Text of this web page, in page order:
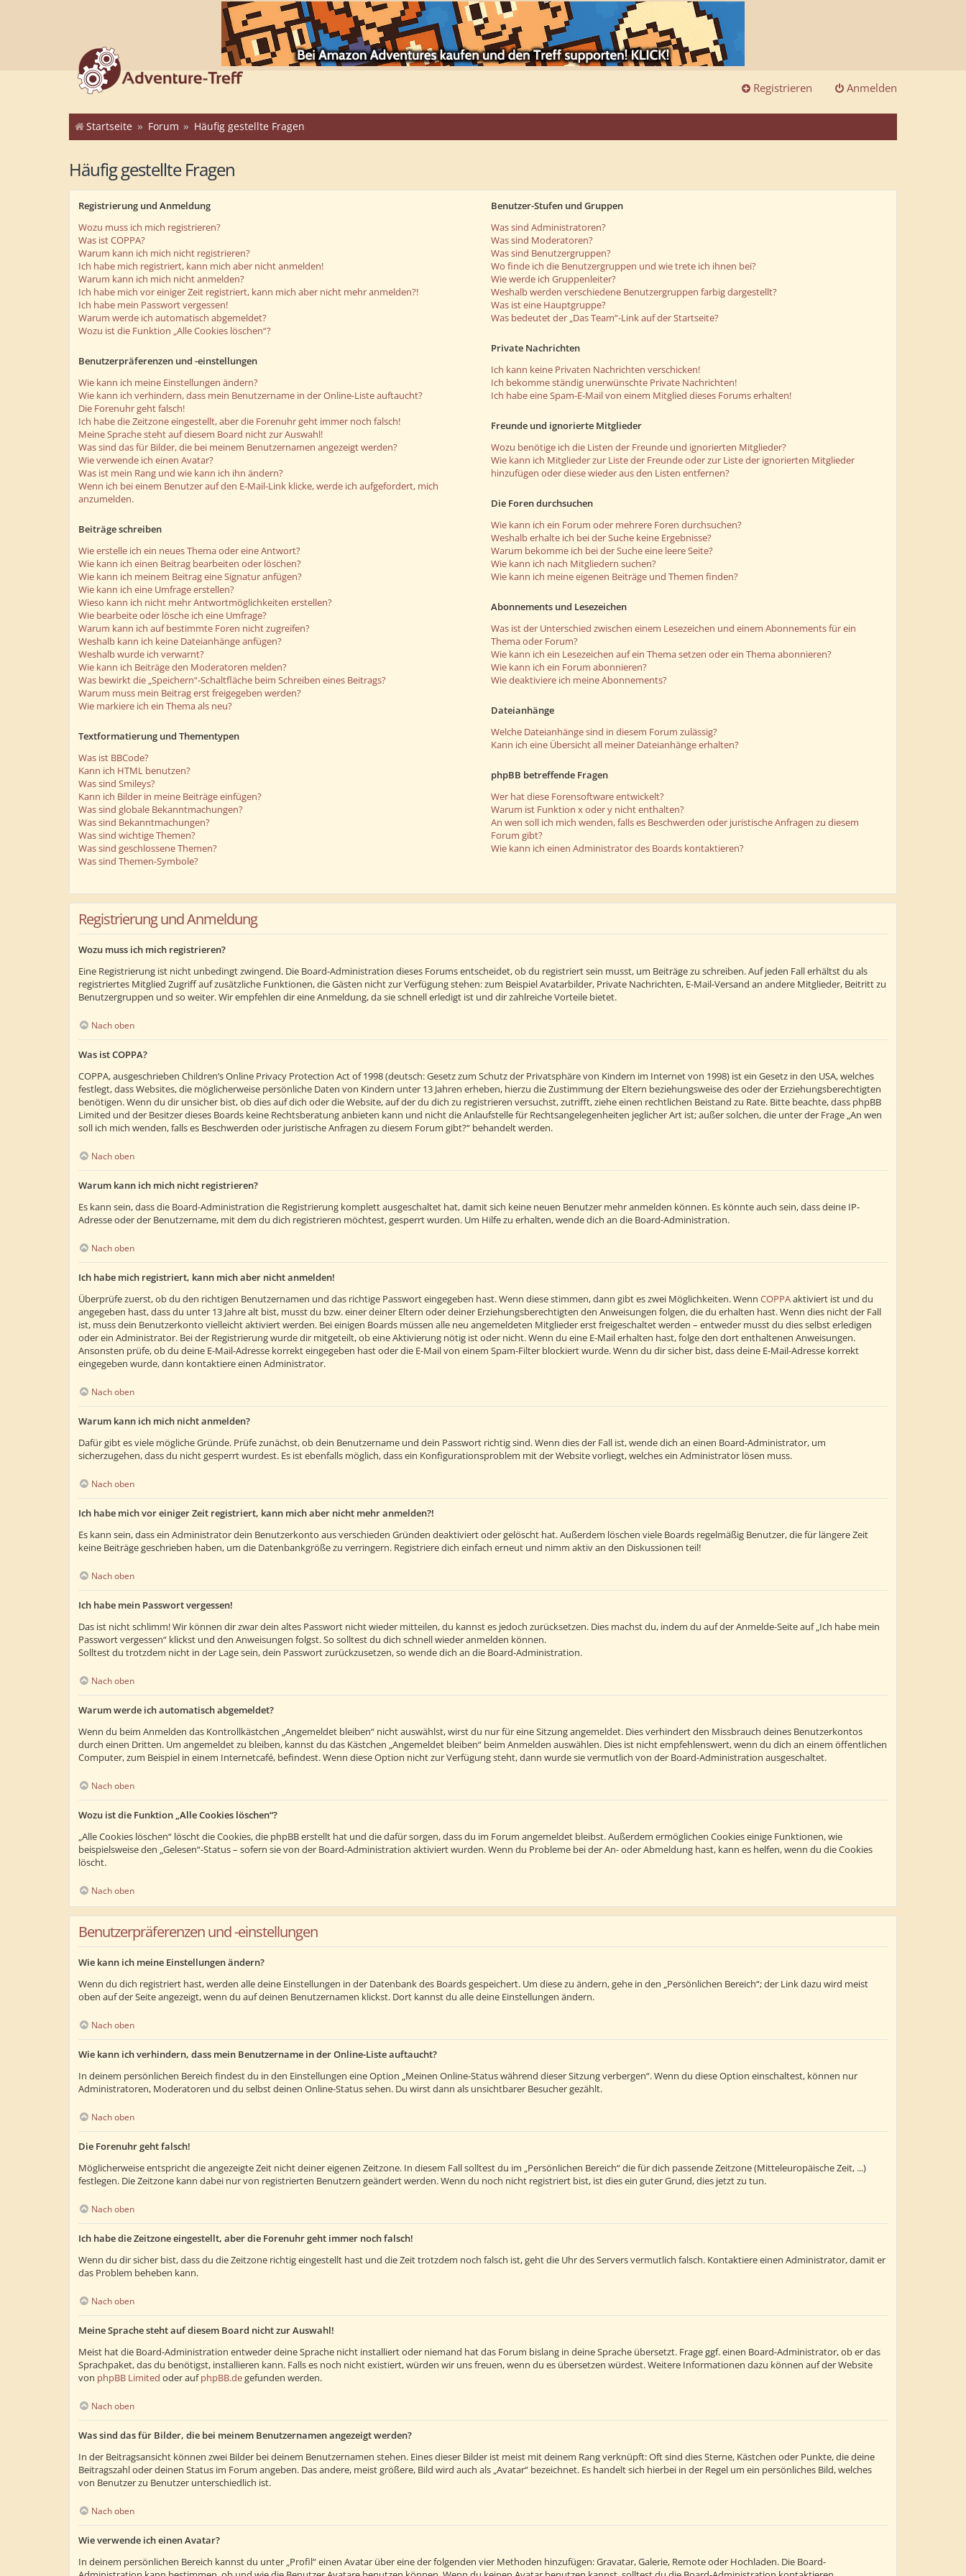
Anmelden
Registrieren
Startseite Forum Häufig gestellte Fragen
Häufig gestellte Fragen
Registrierung und Anmeldung
Wozu muss ich mich registrieren?
Was ist COPPA?
Warum kann ich mich nicht registrieren?
Ich habe mich registriert, kann mich aber nicht anmelden!
Warum kann ich mich nicht anmelden?
Ich habe mich vor einiger Zeit registriert, kann mich aber nicht mehr anmelden?!
Ich habe mein Passwort vergessen!
Warum werde ich automatisch abgemeldet?
Wozu ist die Funktion „Alle Cookies löschen“?
Benutzerpräferenzen und -einstellungen
Wie kann ich meine Einstellungen ändern?
Wie kann ich verhindern, dass mein Benutzername in der Online-Liste auftaucht?
Die Forenuhr geht falsch!
Ich habe die Zeitzone eingestellt, aber die Forenuhr geht immer noch falsch!
Meine Sprache steht auf diesem Board nicht zur Auswahl!
Was sind das für Bilder, die bei meinem Benutzernamen angezeigt werden?
Wie verwende ich einen Avatar?
Was ist mein Rang und wie kann ich ihn ändern?
Wenn ich bei einem Benutzer auf den E-Mail-Link klicke, werde ich aufgefordert, mich
anzumelden.
Beiträge schreiben
Wie erstelle ich ein neues Thema oder eine Antwort?
Wie kann ich einen Beitrag bearbeiten oder löschen?
Wie kann ich meinem Beitrag eine Signatur anfügen?
Wie kann ich eine Umfrage erstellen?
Wieso kann ich nicht mehr Antwortmöglichkeiten erstellen?
Wie bearbeite oder lösche ich eine Umfrage?
Warum kann ich auf bestimmte Foren nicht zugreifen?
Weshalb kann ich keine Dateianhänge anfügen?
Weshalb wurde ich verwarnt?
Wie kann ich Beiträge den Moderatoren melden?
Was bewirkt die „Speichern“-Schaltfläche beim Schreiben eines Beitrags?
Warum muss mein Beitrag erst freigegeben werden?
Wie markiere ich ein Thema als neu?
Textformatierung und Thementypen
Was ist BBCode?
Kann ich HTML benutzen?
Was sind Smileys?
Kann ich Bilder in meine Beiträge einfügen?
Was sind globale Bekanntmachungen?
Was sind Bekanntmachungen?
Was sind wichtige Themen?
Was sind geschlossene Themen?
Was sind Themen-Symbole?
Benutzer-Stufen und Gruppen
Was sind Administratoren?
Was sind Moderatoren?
Was sind Benutzergruppen?
Wo finde ich die Benutzergruppen und wie trete ich ihnen bei?
Wie werde ich Gruppenleiter?
Weshalb werden verschiedene Benutzergruppen farbig dargestellt?
Was ist eine Hauptgruppe?
Was bedeutet der „Das Team“-Link auf der Startseite?
Private Nachrichten
Ich kann keine Privaten Nachrichten verschicken!
Ich bekomme ständig unerwünschte Private Nachrichten!
Ich habe eine Spam-E-Mail von einem Mitglied dieses Forums erhalten!
Freunde und ignorierte Mitglieder
Wozu benötige ich die Listen der Freunde und ignorierten Mitglieder?
Wie kann ich Mitglieder zur Liste der Freunde oder zur Liste der ignorierten Mitglieder
hinzufügen oder diese wieder aus den Listen entfernen?
Die Foren durchsuchen
Wie kann ich ein Forum oder mehrere Foren durchsuchen?
Weshalb erhalte ich bei der Suche keine Ergebnisse?
Warum bekomme ich bei der Suche eine leere Seite?
Wie kann ich nach Mitgliedern suchen?
Wie kann ich meine eigenen Beiträge und Themen finden?
Abonnements und Lesezeichen
Was ist der Unterschied zwischen einem Lesezeichen und einem Abonnements für ein
Thema oder Forum?
Wie kann ich ein Lesezeichen auf ein Thema setzen oder ein Thema abonnieren?
Wie kann ich ein Forum abonnieren?
Wie deaktiviere ich meine Abonnements?
Dateianhänge
Welche Dateianhänge sind in diesem Forum zulässig?
Kann ich eine Übersicht all meiner Dateianhänge erhalten?
phpBB betreffende Fragen
Wer hat diese Forensoftware entwickelt?
Warum ist Funktion x oder y nicht enthalten?
An wen soll ich mich wenden, falls es Beschwerden oder juristische Anfragen zu diesem
Forum gibt?
Wie kann ich einen Administrator des Boards kontaktieren?
Registrierung und Anmeldung
Wozu muss ich mich registrieren?
Eine Registrierung ist nicht unbedingt zwingend. Die Board-Administration dieses Forums entscheidet, ob du registriert sein musst, um Beiträge zu schreiben. Auf jeden Fall erhältst du als
registriertes Mitglied Zugriff auf zusätzliche Funktionen, die Gästen nicht zur Verfügung stehen: zum Beispiel Avatarbilder, Private Nachrichten, E-Mail-Versand an andere Mitglieder, Beitritt zu
Benutzergruppen und so weiter. Wir empfehlen dir eine Anmeldung, da sie schnell erledigt ist und dir zahlreiche Vorteile bietet.
Nach oben
Was ist COPPA?
COPPA, ausgeschrieben Children’s Online Privacy Protection Act of 1998 (deutsch: Gesetz zum Schutz der Privatsphäre von Kindern im Internet von 1998) ist ein Gesetz in den USA, welches
festlegt, dass Websites, die möglicherweise persönliche Daten von Kindern unter 13 Jahren erheben, hierzu die Zustimmung der Eltern beziehungsweise des oder der Erziehungsberechtigten
benötigen. Wenn du dir unsicher bist, ob dies auf dich oder die Website, auf der du dich zu registrieren versuchst, zutrifft, ziehe einen rechtlichen Beistand zu Rate. Bitte beachte, dass phpBB
Limited und der Besitzer dieses Boards keine Rechtsberatung anbieten kann und nicht die Anlaufstelle für Rechtsangelegenheiten jeglicher Art ist; außer solchen, die unter der Frage „An wen
soll ich mich wenden, falls es Beschwerden oder juristische Anfragen zu diesem Forum gibt?“ behandelt werden.
Nach oben
Warum kann ich mich nicht registrieren?
Es kann sein, dass die Board-Administration die Registrierung komplett ausgeschaltet hat, damit sich keine neuen Benutzer mehr anmelden können. Es könnte auch sein, dass deine IP-
Adresse oder der Benutzername, mit dem du dich registrieren möchtest, gesperrt wurden. Um Hilfe zu erhalten, wende dich an die Board-Administration.
Nach oben
Ich habe mich registriert, kann mich aber nicht anmelden!
Überprüfe zuerst, ob du den richtigen Benutzernamen und das richtige Passwort eingegeben hast. Wenn diese stimmen, dann gibt es zwei Möglichkeiten. Wenn COPPAaktiviert ist und du
angegeben hast, dass du unter 13 Jahre alt bist, musst du bzw. einer deiner Eltern oder deiner Erziehungsberechtigten den Anweisungen folgen, die du erhalten hast. Wenn dies nicht der Fall
ist, muss dein Benutzerkonto vielleicht aktiviert werden. Bei einigen Boards müssen alle neu angemeldeten Mitglieder erst freigeschaltet werden – entweder musst du dies selbst erledigen
oder ein Administrator. Bei der Registrierung wurde dir mitgeteilt, ob eine Aktivierung nötig ist oder nicht. Wenn du eine E-Mail erhalten hast, folge den dort enthaltenen Anweisungen.
Ansonsten prüfe, ob du deine E-Mail-Adresse korrekt eingegeben hast oder die E-Mail von einem Spam-Filter blockiert wurde. Wenn du dir sicher bist, dass deine E-Mail-Adresse korrekt
eingegeben wurde, dann kontaktiere einen Administrator.
Nach oben
Warum kann ich mich nicht anmelden?
Dafür gibt es viele mögliche Gründe. Prüfe zunächst, ob dein Benutzername und dein Passwort richtig sind. Wenn dies der Fall ist, wende dich an einen Board-Administrator, um
sicherzugehen, dass du nicht gesperrt wurdest. Es ist ebenfalls möglich, dass ein Konfigurationsproblem mit der Website vorliegt, welches ein Administrator lösen muss.
Nach oben
Ich habe mich vor einiger Zeit registriert, kann mich aber nicht mehr anmelden?!
Es kann sein, dass ein Administrator dein Benutzerkonto aus verschieden Gründen deaktiviert oder gelöscht hat. Außerdem löschen viele Boards regelmäßig Benutzer, die für längere Zeit
keine Beiträge geschrieben haben, um die Datenbankgröße zu verringern. Registriere dich einfach erneut und nimm aktiv an den Diskussionen teil!
Nach oben
Ich habe mein Passwort vergessen!
Das ist nicht schlimm! Wir können dir zwar dein altes Passwort nicht wieder mitteilen, du kannst es jedoch zurücksetzen. Dies machst du, indem du auf der Anmelde-Seite auf „Ich habe mein
Passwort vergessen“ klickst und den Anweisungen folgst. So solltest du dich schnell wieder anmelden können.
Solltest du trotzdem nicht in der Lage sein, dein Passwort zurückzusetzen, so wende dich an die Board-Administration.
Nach oben
Warum werde ich automatisch abgemeldet?
Wenn du beim Anmelden das Kontrollkästchen „Angemeldet bleiben“ nicht auswählst, wirst du nur für eine Sitzung angemeldet. Dies verhindert den Missbrauch deines Benutzerkontos
durch einen Dritten. Um angemeldet zu bleiben, kannst du das Kästchen „Angemeldet bleiben“ beim Anmelden auswählen. Dies ist nicht empfehlenswert, wenn du dich an einem öffentlichen
Computer, zum Beispiel in einem Internetcafé, befindest. Wenn diese Option nicht zur Verfügung steht, dann wurde sie vermutlich von der Board-Administration ausgeschaltet.
Nach oben
Wozu ist die Funktion „Alle Cookies löschen“?
„Alle Cookies löschen“ löscht die Cookies, die phpBB erstellt hat und die dafür sorgen, dass du im Forum angemeldet bleibst. Außerdem ermöglichen Cookies einige Funktionen, wie
beispielsweise den „Gelesen“-Status – sofern sie von der Board-Administration aktiviert wurden. Wenn du Probleme bei der An- oder Abmeldung hast, kann es helfen, wenn du die Cookies
löscht.
Nach oben
Benutzerpräferenzen und -einstellungen
Wie kann ich meine Einstellungen ändern?
Wenn du dich registriert hast, werden alle deine Einstellungen in der Datenbank des Boards gespeichert. Um diese zu ändern, gehe in den „Persönlichen Bereich“; der Link dazu wird meist
oben auf der Seite angezeigt, wenn du auf deinen Benutzernamen klickst. Dort kannst du alle deine Einstellungen ändern.
Nach oben
Wie kann ich verhindern, dass mein Benutzername in der Online-Liste auftaucht?
In deinem persönlichen Bereich findest du in den Einstellungen eine Option „Meinen Online-Status während dieser Sitzung verbergen“. Wenn du diese Option einschaltest, können nur
Administratoren, Moderatoren und du selbst deinen Online-Status sehen. Du wirst dann als unsichtbarer Besucher gezählt.
Nach oben
Die Forenuhr geht falsch!
Möglicherweise entspricht die angezeigte Zeit nicht deiner eigenen Zeitzone. In diesem Fall solltest du im „Persönlichen Bereich“ die für dich passende Zeitzone (Mitteleuropäische Zeit, ...)
festlegen. Die Zeitzone kann dabei nur von registrierten Benutzern geändert werden. Wenn du noch nicht registriert bist, ist dies ein guter Grund, dies jetzt zu tun.
Nach oben
Ich habe die Zeitzone eingestellt, aber die Forenuhr geht immer noch falsch!
Wenn du dir sicher bist, dass du die Zeitzone richtig eingestellt hast und die Zeit trotzdem noch falsch ist, geht die Uhr des Servers vermutlich falsch. Kontaktiere einen Administrator, damit er
das Problem beheben kann.
Nach oben
Meine Sprache steht auf diesem Board nicht zur Auswahl!
Meist hat die Board-Administration entweder deine Sprache nicht installiert oder niemand hat das Forum bislang in deine Sprache übersetzt. Frage ggf. einen Board-Administrator, ob er das
Sprachpaket, das du benötigst, installieren kann. Falls es noch nicht existiert, würden wir uns freuen, wenn du es übersetzen würdest. Weitere Informationen dazu können auf der Website
von phpBB Limited oder aufphpBB.degefunden werden.
Nach oben
Was sind das für Bilder, die bei meinem Benutzernamen angezeigt werden?
In der Beitragsansicht können zwei Bilder bei deinem Benutzernamen stehen. Eines dieser Bilder ist meist mit deinem Rang verknüpft: Oft sind dies Sterne, Kästchen oder Punkte, die deine
Beitragszahl oder deinen Status im Forum angeben. Das andere, meist größere, Bild wird auch als „Avatar“ bezeichnet. Es handelt sich hierbei in der Regel um ein persönliches Bild, welches
von Benutzer zu Benutzer unterschiedlich ist.
Nach oben
Wie verwende ich einen Avatar?
In deinem persönlichen Bereich kannst du unter „Profil“ einen Avatar über eine der folgenden vier Methoden hinzufügen: Gravatar, Galerie, Remote oder Hochladen. Die Board-